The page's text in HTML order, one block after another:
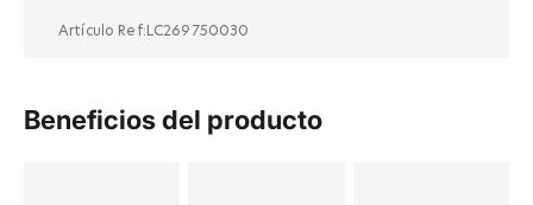
Artículo Ref: LC269750030
Beneficios del producto